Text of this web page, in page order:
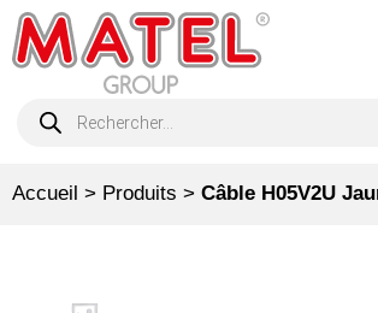
Accueil > Produits > Câble H05V2U